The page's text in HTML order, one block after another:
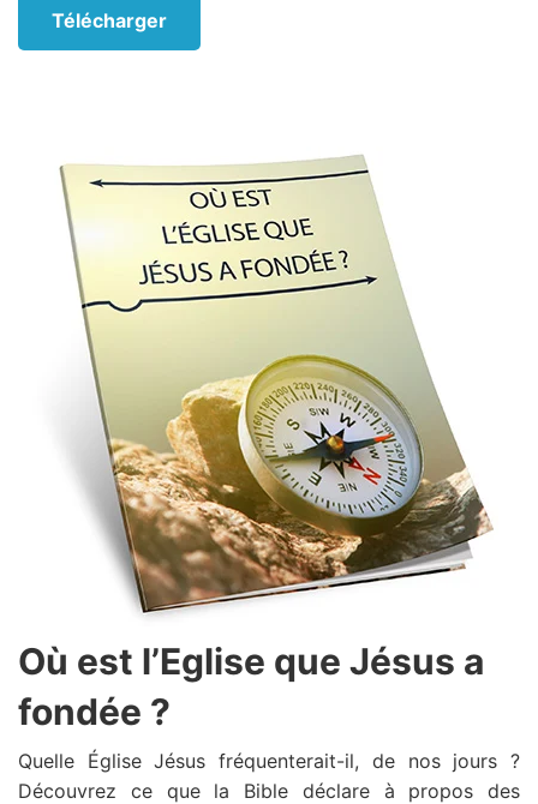
Télécharger
Où est l’Eglise que Jésus a
fondée ?
Quelle Église Jésus fréquenterait-il, de nos jours ?
Découvrez ce que la Bible déclare à propos des